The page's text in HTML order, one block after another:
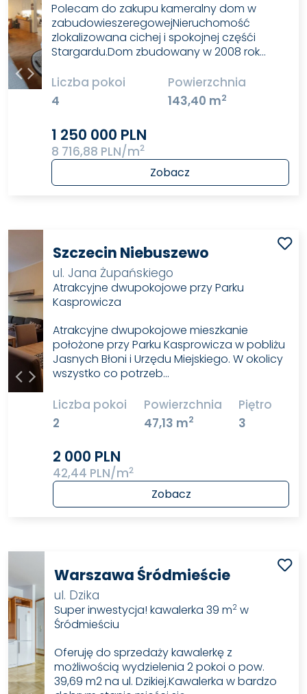
Polecam do zakupu kameralny dom w
zabudowieszeregowejNieruchomość
zlokalizowana cichej i spokojnej częśći
Stargardu.Dom zbudowany w 2008 rok…
Liczba pokoi
4
Powierzchnia
143,40 m2
1 250 000 PLN
8 716,88 PLN/m2
Zobacz
Szczecin Niebuszewo
ul. Jana Żupańskiego
Atrakcyjne dwupokojowe przy Parku
Kasprowicza
Atrakcyjne dwupokojowe mieszkanie
położone przy Parku Kasprowicza w pobliżu
Jasnych Błoni i Urzędu Miejskiego. W okolicy
wszystko co potrzeb…
Liczba pokoi
2
Powierzchnia
47,13 m2
Piętro
3
2 000 PLN
42,44 PLN/m2
Zobacz
Warszawa Śródmieście
ul. Dzika
Super inwestycja! kawalerka 39 m2 w
Śródmieściu
Oferuję do sprzedaży kawalerkę z
możliwością wydzielenia 2 pokoi o pow.
39,69 m2 na ul. Dzikiej.Kawalerka w bardzo